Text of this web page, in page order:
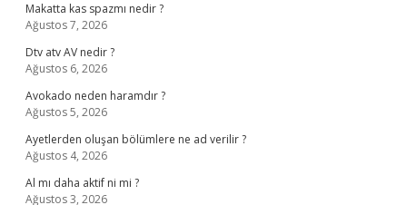
Makatta kas spazmı nedir ?
Ağustos 7, 2026
Dtv atv AV nedir ?
Ağustos 6, 2026
Avokado neden haramdır ?
Ağustos 5, 2026
Ayetlerden oluşan bölümlere ne ad verilir ?
Ağustos 4, 2026
Al mı daha aktif ni mi ?
Ağustos 3, 2026